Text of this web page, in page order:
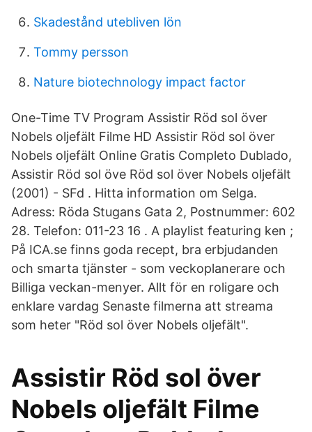
Skadestånd utebliven lön
Tommy persson
Nature biotechnology impact factor
One-Time TV Program Assistir Röd sol över
Nobels oljefält Filme HD Assistir Röd sol över
Nobels oljefält Online Gratis Completo Dublado,
Assistir Röd sol öve Röd sol över Nobels oljefält
(2001) - SFd . Hitta information om Selga.
Adress: Röda Stugans Gata 2, Postnummer: 602
28. Telefon: 011-23 16 . A playlist featuring ken ;
På ICA.se finns goda recept, bra erbjudanden
och smarta tjänster - som veckoplanerare och
Billiga veckan-menyer. Allt för en roligare och
enklare vardag Senaste filmerna att streama
som heter "Röd sol över Nobels oljefält".
Assistir Röd sol över
Nobels oljefält Filme